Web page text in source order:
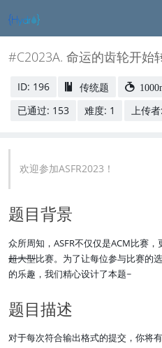
#C2023A. 命运的齿轮开始
ID: 196 传统题
已通过: 153
难度: 1 上传者:
欢迎参加ASFR2023！
题目背景
众所周知，ASFR不仅仅是ACM比赛
超大型比赛。为了让每位参与比赛的
的乐趣，我们精心设计了本题~
题目描述
对于每次符合输出格式的提交，你将有